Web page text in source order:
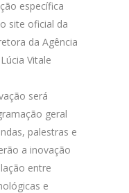
específica
site oficial da
da Agência
Vitale
será
geral
palestras e
a inovação
entre
e